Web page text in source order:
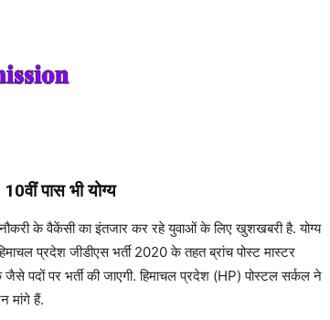
पास भी योग्य
के वैकेंसी का इंतजार कर रहे युवाओं के लिए खुशखबरी है. योग्य
प्रदेश जीडीएस भर्ती 2020 के तहत ब्रांच पोस्ट मास्टर
पर भर्ती की जाएगी. हिमाचल प्रदेश (HP) पोस्टल सर्कल ने
मांगे हैं.